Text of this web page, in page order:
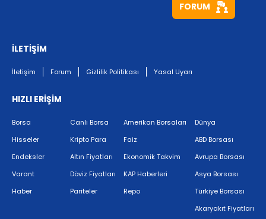
FORUM
İLETİŞİM
İletişim Forum Gizlilik Politikası Yasal Uyarı
HIZLI ERİŞİM
Borsa
Hisseler
Endeksler
Varant
Haber
Canlı Borsa
Kripto Para
Altın Fiyatları
Döviz Fiyatları
Pariteler
Amerikan Borsaları
Faiz
Ekonomik Takvim
KAP Haberleri
Repo
Dünya
ABD Borsası
Avrupa Borsası
Asya Borsası
Türkiye Borsası
Akaryakıt Fiyatları